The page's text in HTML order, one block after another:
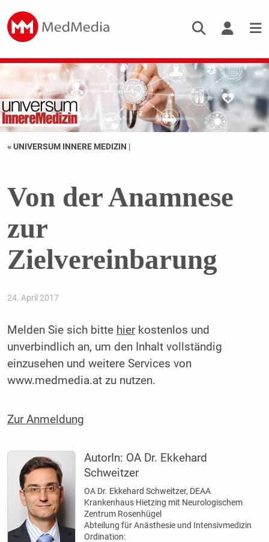
« UNIVERSUM INNERE MEDIZIN |
Von der Anamnese
zur
Zielvereinbarung
24. April 2017
Melden Sie sich bitte hierkostenlos und
unverbindlich an, um den Inhalt vollständig
einzusehen und weitere Services von
www.medmedia.at zu nutzen.
Zur Anmeldung
AutorIn: OA Dr. Ekkehard
Schweitzer
OA Dr. Ekkehard Schweitzer, DEAA
Krankenhaus Hietzing mit Neurologischem
Zentrum Rosenhügel
Abteilung für Anästhesie und Intensivmedizin
Ordination: